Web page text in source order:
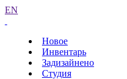
EN
Новое
Инвентарь
Задизайнено
Студия